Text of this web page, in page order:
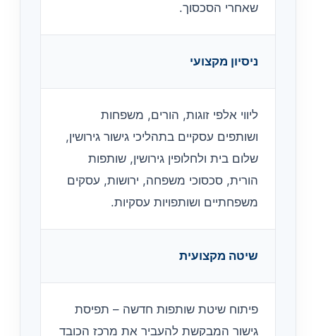
שאחרי הסכסוך.
ניסיון מקצועי
ליווי אלפי זוגות, הורים, משפחות
ושותפים עסקיים בתהליכי גישור גירושין,
שלום בית ולחלופין גירושין, שותפות
הורית, סכסוכי משפחה, ירושות, עסקים
משפחתיים ושותפויות עסקיות.
שיטה מקצועית
פיתוח שיטת שותפות חדשה – תפיסת
גישור המבקשת להעביר את מרכז הכובד